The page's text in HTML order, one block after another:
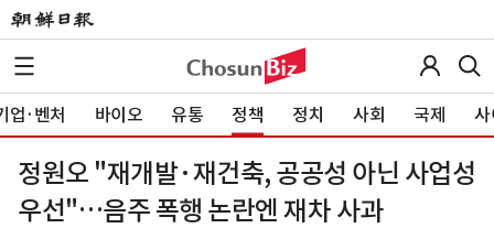
업·벤처 바이오 유통 정책 정치 사회 국제 사
정원오 "재개발·재건축, 공공성 아닌 사업성
우선"…음주 폭행 논란엔 재차 사과